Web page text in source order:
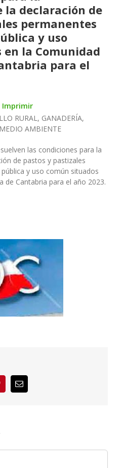
la declaración de
permanentes
y uso
la Comunidad
para el
Imprimir
RURAL, GANADERÍA,
AMBIENTE
las condiciones para la
de pastos y pastizales
y uso común situados
de Cantabria para el año 2023.
PinterestCorreo
electrónico